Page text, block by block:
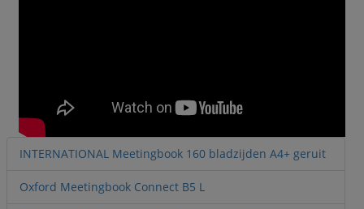
INTERNATIONAL Meetingbook 160 bladzijden A4+ geruit
Oxford Meetingbook Connect B5 L